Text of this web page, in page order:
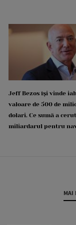
Jeff Bezos își vinde
valoare de 500 de
dolari. Ce sumă a cerut
miliardarul pentru
MAI